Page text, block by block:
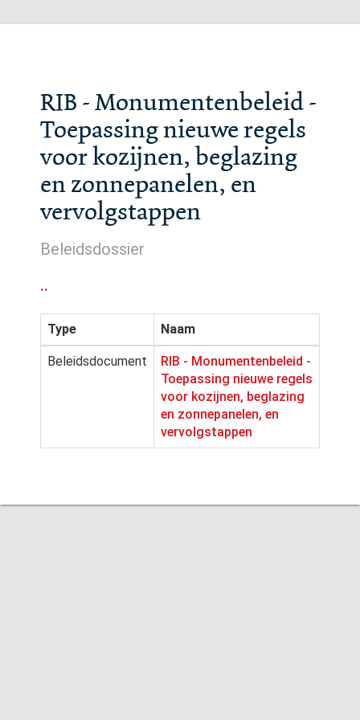
RIB - Monumentenbeleid -
Toepassing nieuwe regels
voor kozijnen, beglazing
en zonnepanelen, en
vervolgstappen
Beleidsdossier
..
Type Naam
Beleidsdocument
RIB - Monumentenbeleid -
Toepassing nieuwe regels
voor kozijnen, beglazing
en zonnepanelen, en
vervolgstappen